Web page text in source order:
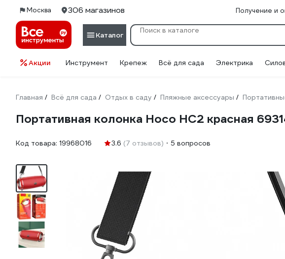
Москва 306 магазинов Получение и
Каталог
Акции Инструмент Крепеж Всё для сада Электрика
Главная / Всё для сада / Отдых в саду / Пляжные аксессуары /
Портативная колонка Hoco HC2 красная
Код товара: 19968016 3.6 (7 отзывов) 5 вопросов